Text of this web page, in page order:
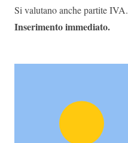
Si valutano anche partite IVA.
Inserimento immediato.